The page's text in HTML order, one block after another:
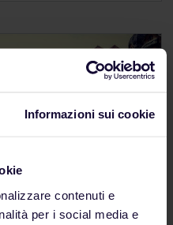
Informazioni sui cookie
contenuti e
per i social media e